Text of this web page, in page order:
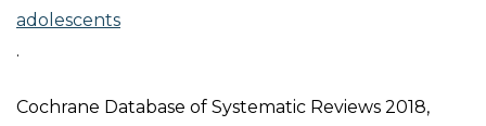
adolescents
.
Cochrane Database of Systematic Reviews 2018,